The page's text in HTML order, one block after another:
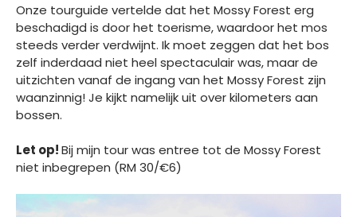
Onze tourguide vertelde dat het Mossy Forest erg
beschadigd is door het toerisme, waardoor het mos
steeds verder verdwijnt. Ik moet zeggen dat het bos
zelf inderdaad niet heel spectaculair was, maar de
uitzichten vanaf de ingang van het Mossy Forest zijn
waanzinnig! Je kijkt namelijk uit over kilometers aan
bossen.
Let op!Bij mijn tour was entree tot de Mossy Forest
niet inbegrepen (RM 30/€6)